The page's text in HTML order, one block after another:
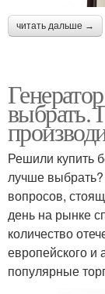
читать дальше →
выбрать.
Решили купить
лучше
вопросов,
день на рынке
количество
европейского и
популярные